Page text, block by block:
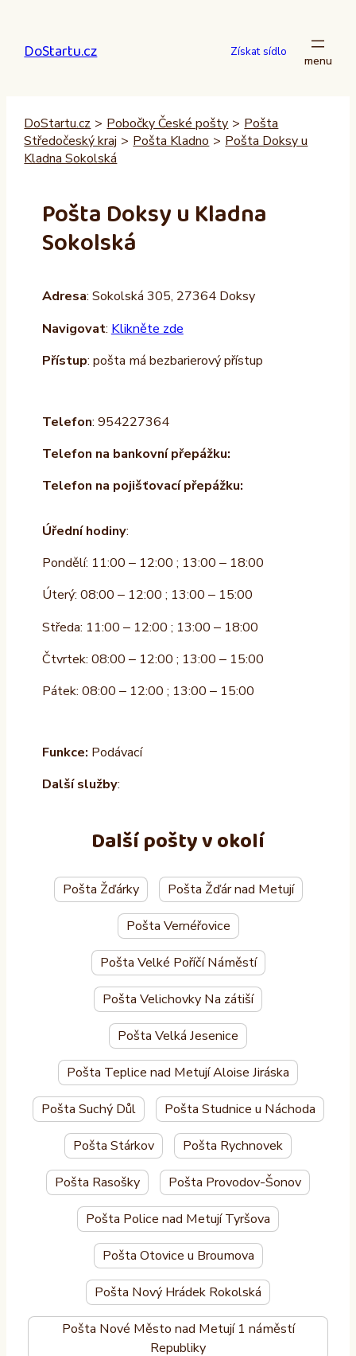
obsah
DoStartu.cz Získat sídlo
DoStartu.cz > Pobočky České pošty > Pošta
Středočeský kraj > Pošta Kladno > Pošta Doksy u
Kladna Sokolská
Pošta Doksy u Kladna
Sokolská
Adresa: Sokolská 305, 27364 Doksy
Navigovat: Klikněte zde
Přístup: pošta má bezbarierový přístup
Telefon: 954227364
Telefon na bankovní přepážku:
Telefon na pojišťovací přepážku:
Úřední hodiny:
Pondělí: 11:00 – 12:00 ; 13:00 – 18:00
Úterý: 08:00 – 12:00 ; 13:00 – 15:00
Středa: 11:00 – 12:00 ; 13:00 – 18:00
Čtvrtek: 08:00 – 12:00 ; 13:00 – 15:00
Pátek: 08:00 – 12:00 ; 13:00 – 15:00
Funkce: Podávací
Další služby:
Další pošty v okolí
Pošta Žďárky Pošta Žďár nad Metují
Pošta Vernéřovice
Pošta Velké Poříčí Náměstí
Pošta Velichovky Na zátiší
Pošta Velká Jesenice
Pošta Teplice nad Metují Aloise Jiráska
Pošta Suchý Důl Pošta Studnice u Náchoda
Pošta Stárkov Pošta Rychnovek
Pošta Rasošky Pošta Provodov-Šonov
Pošta Police nad Metují Tyršova
Pošta Otovice u Broumova
Pošta Nový Hrádek Rokolská
Pošta Nové Město nad Metují 1 náměstí
Republiky